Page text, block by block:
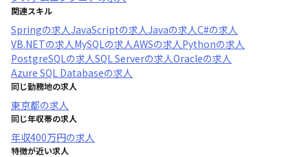
関連スキル
Springの求人JavaScriptの求人Javaの求人C#の求人
VB.NETの求人MySQLの求人AWSの求人Pythonの求人
PostgreSQLの求人SQL Serverの求人Oracleの求人
Azure SQL Databaseの求人
同じ勤務地の求人
東京都の求人
同じ年収帯の求人
年収400万円の求人
特徴が近い求人